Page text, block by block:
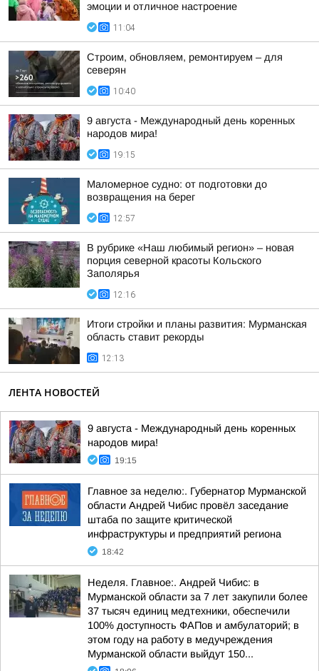
эмоции и отличное настроение
11:04
Строим, обновляем, ремонтируем – для
северян
10:40
9 августа - Международный день коренных
народов мира!
19:15
Маломерное судно: от подготовки до
возвращения на берег
12:57
В рубрике «Наш любимый регион» – новая
порция северной красоты Кольского
Заполярья
12:16
Итоги стройки и планы развития: Мурманская
область ставит рекорды
12:13
ЛЕНТА НОВОСТЕЙ
9 августа - Международный день коренных
народов мира!
19:15
Главное за неделю:. Губернатор Мурманской
области Андрей Чибис провёл заседание
штаба по защите критической
инфраструктуры и предприятий региона
18:42
Неделя. Главное:. Андрей Чибис: в
Мурманской области за 7 лет закупили более
37 тысяч единиц медтехники, обеспечили
100% доступность ФАПов и амбулаторий; в
этом году на работу в медучреждения
Мурманской области выйдут 150...